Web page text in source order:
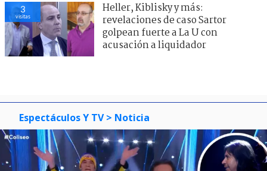
3
visitas
Heller, Kiblisky y más:
revelaciones de caso Sartor
golpean fuerte a La U con
acusación a liquidador
Espectáculos Y TV > Noticia